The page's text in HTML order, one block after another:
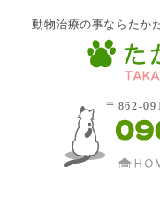
動物治療の事ならたか
〒862-